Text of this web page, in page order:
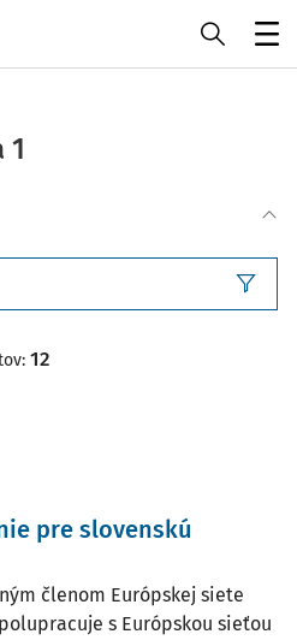
1
12
pre slovenskú
členom Európskej siete
s Európskou sieťou